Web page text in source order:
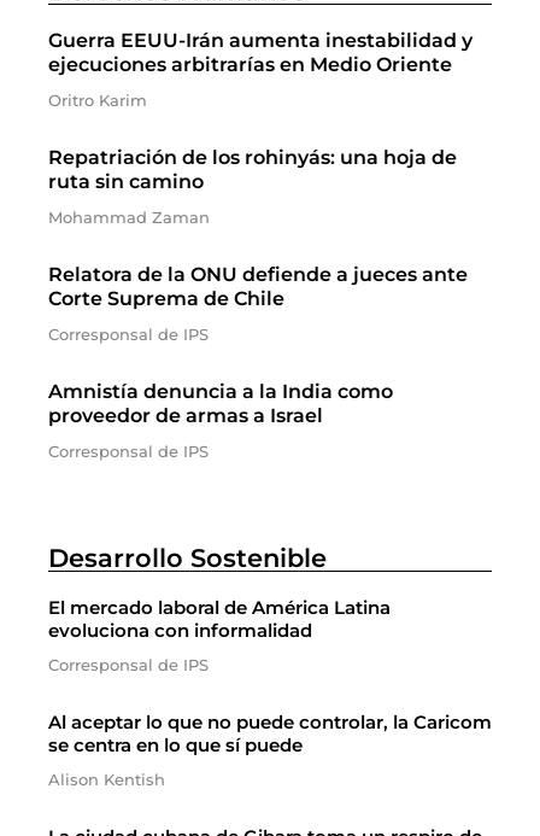
Guerra EEUU-Irán aumenta inestabilidad y
ejecuciones arbitrarías en Medio Oriente
Oritro Karim
Repatriación de los rohinyás: una hoja de
ruta sin camino
Mohammad Zaman
Relatora de la ONU defiende a jueces ante
Corte Suprema de Chile
Corresponsal de IPS
Amnistía denuncia a la India como
proveedor de armas a Israel
Corresponsal de IPS
Desarrollo Sostenible
El mercado laboral de América Latina
evoluciona con informalidad
Corresponsal de IPS
Al aceptar lo que no puede controlar, la Caricom
se centra en lo que sí puede
Alison Kentish